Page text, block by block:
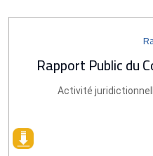
Rapport Public du
Activité